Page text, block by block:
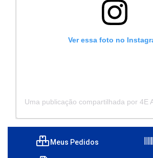
Ver essa foto no
Meus Pedidos